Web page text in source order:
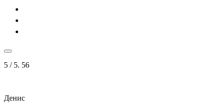
5 / 5. 56
Денис